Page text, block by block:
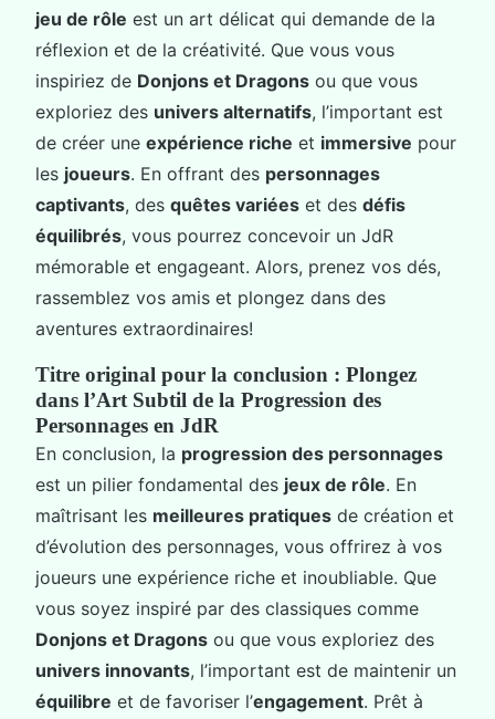
jeu de rôle est un art délicat qui demande de la
réflexion et de la créativité. Que vous vous
inspiriez de Donjons et Dragons ou que vous
exploriez des univers alternatifs, l’important est
de créer une expérience riche et immersive pour
les joueurs. En offrant des personnages
captivants, des quêtes variées et des défis
équilibrés, vous pourrez concevoir un JdR
mémorable et engageant. Alors, prenez vos dés,
rassemblez vos amis et plongez dans des
aventures extraordinaires!
Titre original pour la conclusion : Plongez
dans l’Art Subtil de la Progression des
Personnages en JdR
En conclusion, la progression des personnages
est un pilier fondamental des jeux de rôle. En
maîtrisant les meilleures pratiques de création et
d’évolution des personnages, vous offrirez à vos
joueurs une expérience riche et inoubliable. Que
vous soyez inspiré par des classiques comme
Donjons et Dragons ou que vous exploriez des
univers innovants, l’important est de maintenir un
équilibre et de favoriser l’engagement. Prêt à